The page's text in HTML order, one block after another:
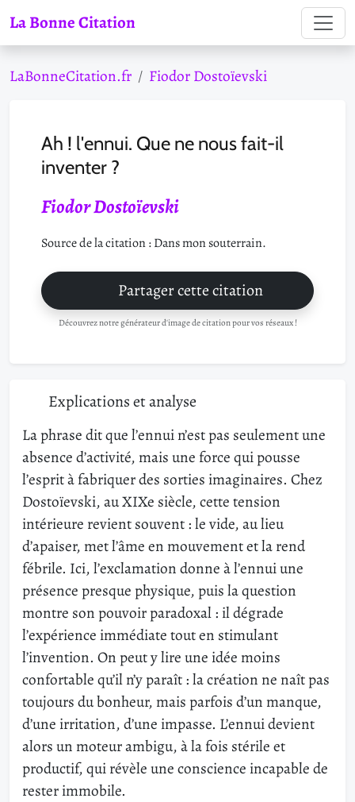
La Bonne Citation
LaBonneCitation.fr Fiodor Dostoïevski
Ah ! l'ennui. Que ne nous fait-il
inventer ?
Fiodor Dostoïevski
Source de la citation : Dans mon souterrain.
Partager cette citation
Découvrez notre générateur d'image de citation pour vos réseaux !
Explications et analyse
La phrase dit que l’ennui n’est pas seulement une
absence d’activité, mais une force qui pousse
l’esprit à fabriquer des sorties imaginaires. Chez
Dostoïevski, au XIXe siècle, cette tension
intérieure revient souvent : le vide, au lieu
d’apaiser, met l’âme en mouvement et la rend
fébrile. Ici, l’exclamation donne à l’ennui une
présence presque physique, puis la question
montre son pouvoir paradoxal : il dégrade
l’expérience immédiate tout en stimulant
l’invention. On peut y lire une idée moins
confortable qu’il n’y paraît : la création ne naît pas
toujours du bonheur, mais parfois d’un manque,
d’une irritation, d’une impasse. L’ennui devient
alors un moteur ambigu, à la fois stérile et
productif, qui révèle une conscience incapable de
rester immobile.